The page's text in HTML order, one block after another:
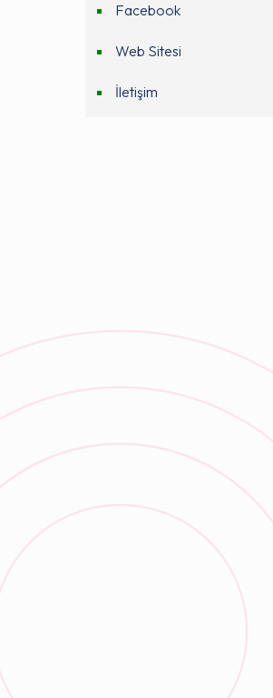
Facebook
Web Sitesi
İletişim